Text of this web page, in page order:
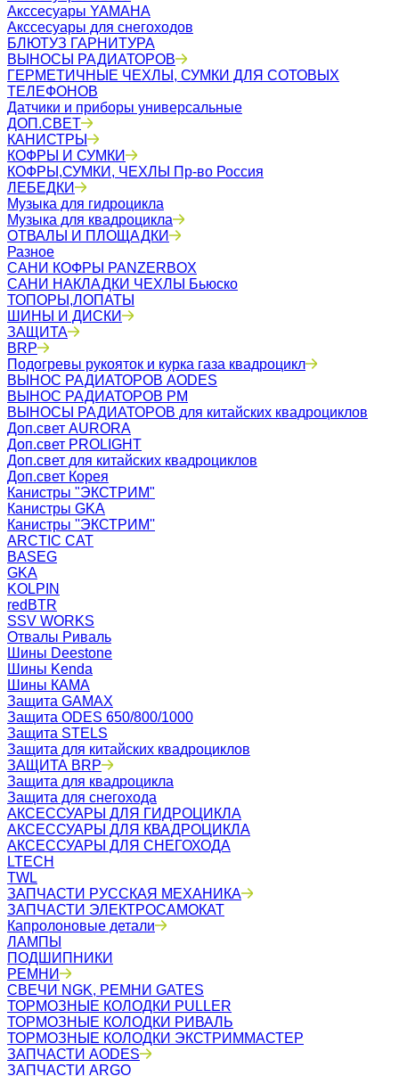
Акссесуары YAMAHA
Акссесуары для снегоходов
БЛЮТУЗ ГАРНИТУРА
ВЫНОСЫ РАДИАТОРОВ
ГЕРМЕТИЧНЫЕ ЧЕХЛЫ, СУМКИ ДЛЯ СОТОВЫХ
ТЕЛЕФОНОВ
Датчики и приборы универсальные
ДОП.СВЕТ
КАНИСТРЫ
КОФРЫ И СУМКИ
КОФРЫ,СУМКИ, ЧЕХЛЫ Пр-во Россия
ЛЕБЕДКИ
Музыка для гидроцикла
Музыка для квадроцикла
ОТВАЛЫ И ПЛОЩАДКИ
Разное
САНИ КОФРЫ PANZERBOX
САНИ НАКЛАДКИ ЧЕХЛЫ Бьюско
ТОПОРЫ,ЛОПАТЫ
ШИНЫ И ДИСКИ
ЗАЩИТА
BRP
Подогревы рукояток и курка газа квадроцикл
ВЫНОС РАДИАТОРОВ AODES
ВЫНОС РАДИАТОРОВ РМ
ВЫНОСЫ РАДИАТОРОВ для китайских квадроциклов
Доп.свет AURORA
Доп.свет PROLIGHT
Доп.свет для китайских квадроциклов
Доп.свет Корея
Канистры "ЭКСТРИМ"
Канистры GKA
Канистры ''ЭКСТРИМ''
ARCTIC CAT
BASEG
GKA
KOLPIN
redBTR
SSV WORKS
Отвалы Риваль
Шины Deestone
Шины Kenda
Шины КАМА
Защита GAMAX
Защита ODES 650/800/1000
Защита STELS
Защита для китайских квадроциклов
ЗАЩИТА BRP
Защита для квадроцикла
Защита для снегохода
АКСЕССУАРЫ ДЛЯ ГИДРОЦИКЛА
АКСЕССУАРЫ ДЛЯ КВАДРОЦИКЛА
АКСЕССУАРЫ ДЛЯ СНЕГОХОДА
LTECH
TWL
ЗАПЧАСТИ РУССКАЯ МЕХАНИКА
ЗАПЧАСТИ ЭЛЕКТРОСАМОКАТ
Капролоновые детали
ЛАМПЫ
ПОДШИПНИКИ
РЕМНИ
СВЕЧИ NGK, РЕМНИ GATES
ТОРМОЗНЫЕ КОЛОДКИ PULLER
ТОРМОЗНЫЕ КОЛОДКИ РИВАЛЬ
ТОРМОЗНЫЕ КОЛОДКИ ЭКСТРИММАСТЕР
ЗАПЧАСТИ AODES
ЗАПЧАСТИ ARGO